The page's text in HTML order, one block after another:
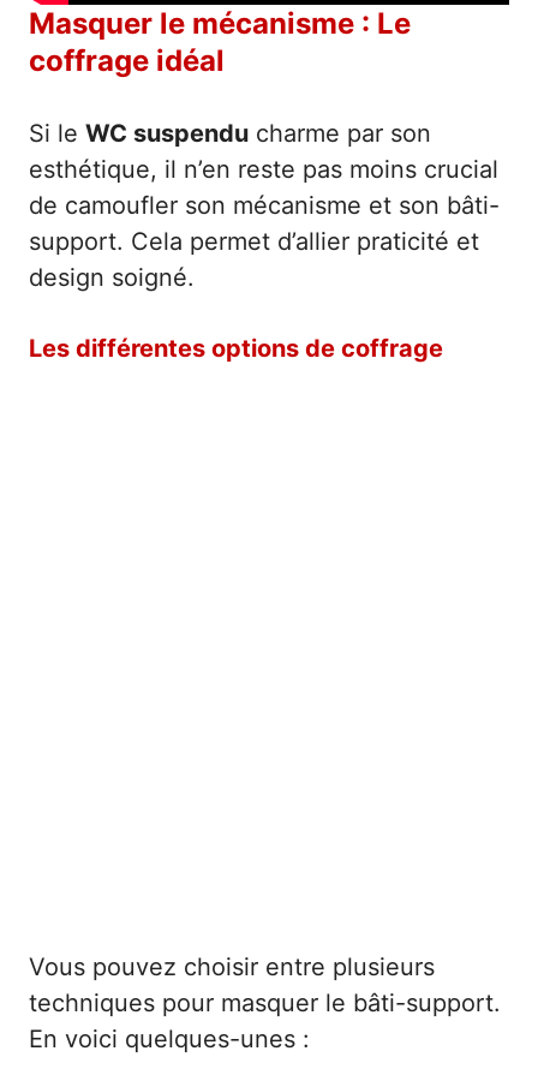
Masquer le mécanisme : Le
coffrage idéal
Si le WC suspendu charme par son
esthétique, il n’en reste pas moins crucial
de camoufler son mécanisme et son bâti-
support. Cela permet d’allier praticité et
design soigné.
Les différentes options de coffrage
Vous pouvez choisir entre plusieurs
techniques pour masquer le bâti-support.
En voici quelques-unes :